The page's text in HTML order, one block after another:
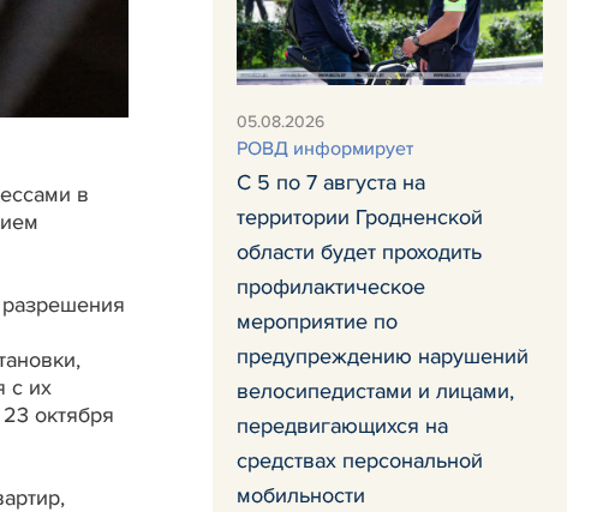
в
с их
октября
05.08.2026
РОВД информирует
С 5 по 7 августа на
территории Гродненской
области будет проходить
профилактическое
мероприятие по
предупреждению нарушений
велосипедистами и лицами,
передвигающихся на
средствах персональной
мобильности